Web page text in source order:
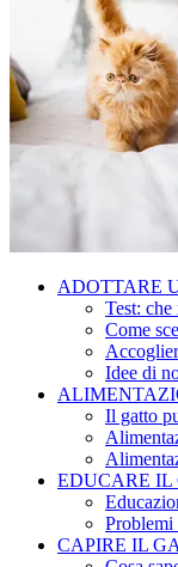
ADOTTARE
Test: che
Come
Idee di
Il gatto
EDUCARE IL
Problemi
CAPIRE IL